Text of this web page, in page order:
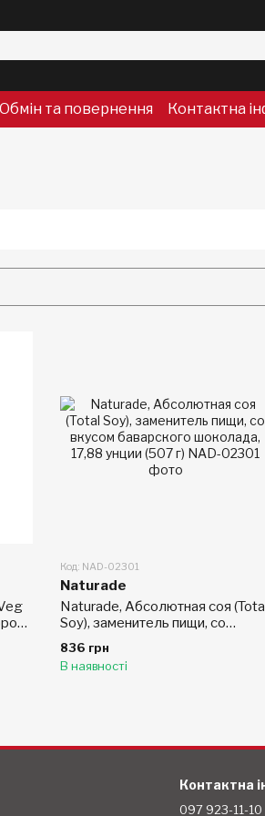
Обмін та повернення Контактна
Код: NAD-02301
Naturade
Naturade, Абсолютная соя
Soy), заменитель пищи, со
вкусом баварского шоколада,
17,88 унции (507 г)
836 грн
В наявності
Контактна
097 923-11-10